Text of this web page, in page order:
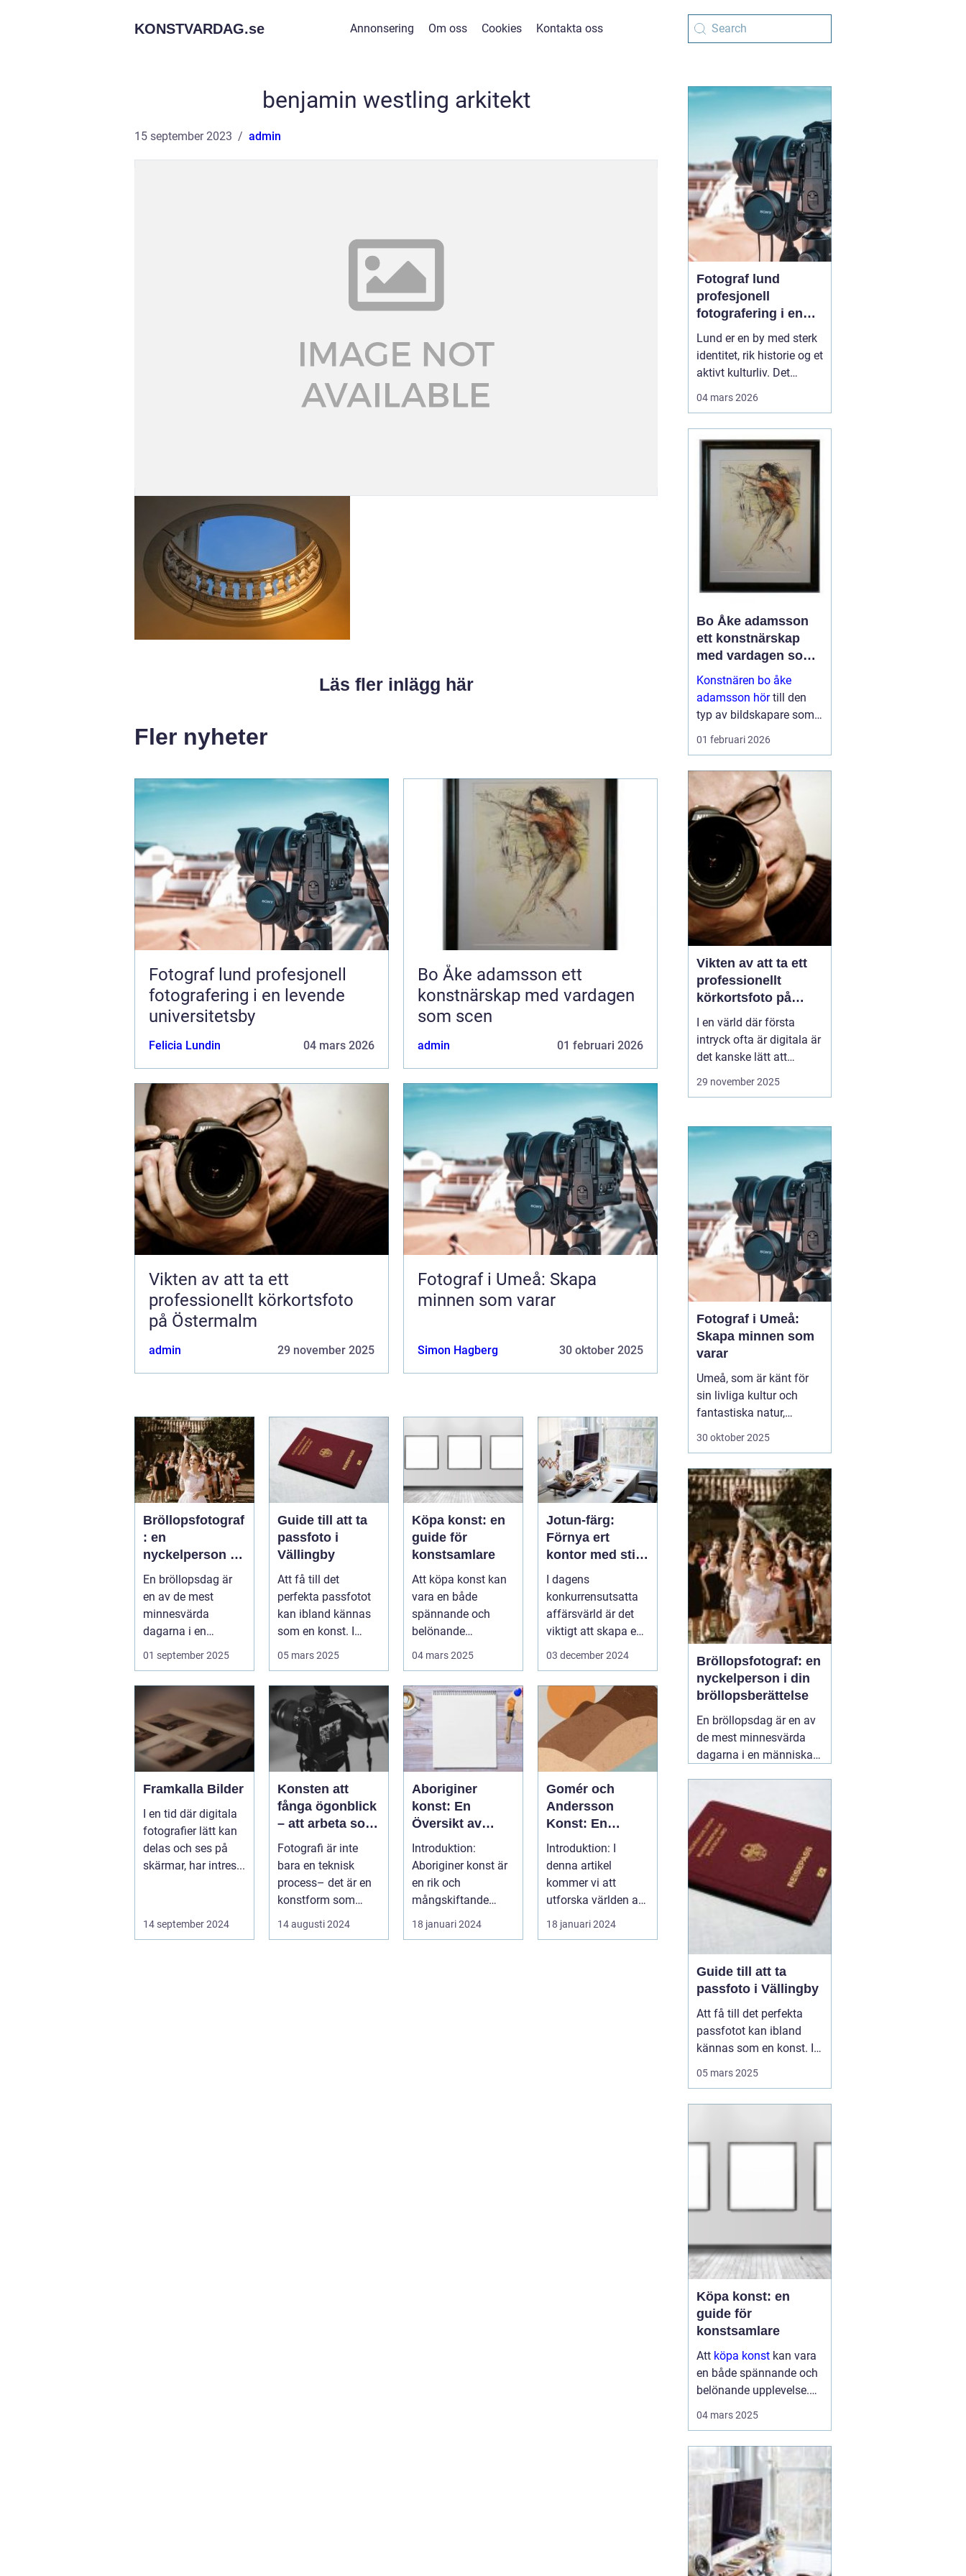
KONSTVARDAG.se Annonsering Om oss Cookies Kontakta oss
benjamin westling arkitekt
15 september 2023 admin
Läs fler inlägg här
Fler nyheter
Fotograf lund profesjonell
fotografering i en levende
universitetsby
Felicia Lundin 04 mars 2026
Bo Åke adamsson ett
konstnärskap med vardagen
som scen
admin 01 februari 2026
Vikten av att ta ett
professionellt körkortsfoto
på Östermalm
admin 29 november 2025
Fotograf i Umeå: Skapa
minnen som varar
Simon Hagberg 30 oktober 2025
Bröllopsfotograf
: en
nyckelperson i
din
bröllopsberättel
se
En bröllopsdag är
en av de mest
minnesvärda
dagarna i en
människas liv. Det
&aum...
01 september 2025
Guide till att ta
passfoto i
Vällingby
Att få till det
perfekta passfotot
kan ibland kännas
som en konst. I
05 mars 2025
Köpa konst: en
guide för
konstsamlare
Att köpa konst kan
vara en både
spännande och
belönande
04 mars 2025
Jotun-färg:
Förnya ert
kontor med stil
och enkelhet
I dagens
konkurrensutsatta
affärsvärld är det
viktigt att skapa en
arbetsmiljö s...
03 december 2024
Framkalla Bilder
I en tid där digitala
fotografier lätt kan
delas och ses på
skärmar, har intres...
14 september 2024
Konsten att
fånga ögonblick
– att arbeta som
fotograf i
Norrköping
Fotografi är inte
bara en teknisk
process– det är en
konstform som
fångar tide...
14 augusti 2024
Aboriginer
konst: En
Översikt av
Konstformen
från Australiens
Urinvånare
Introduktion:
Aboriginer konst är
en rik och
mångskiftande
konstform som
härstammar från
18 januari 2024
Gomér och
Andersson
Konst: En
Fördjupande
Översikt
Introduktion: I
denna artikel
kommer vi att
utforska världen av
Gomér och
Andersson konst,
18 januari 2024
Fotograf lund
profesjonell
fotografering i en
levende
universitetsby
Lund er en by med sterk
identitet, rik historie og et
aktivt kulturliv. Det
kunstneriske portretter
og reklamebilder til
landbruksfoto og
dokumentasjon av
forskning. Når bedrifter,
04 mars 2026
Bo Åke adamsson
ett konstnärskap
med vardagen som
scen
Konstnären bo åke
adamsson hörtill den
typ av bildskapare som
ofta upptäcks av en
galleriutställning eller
bland hundratals namn i
en webbutik. När blicken
väl fastnar st...
01 februari 2026
Vikten av att ta ett
professionellt
körkortsfoto på
Östermalm
I en värld där första
intryck ofta är digitala är
det kanske lätt att
glömma bort vikten av
en viktig del av vår
identitet. Ett k&o...
29 november 2025
Fotograf i Umeå:
Skapa minnen som
varar
Umeå, som är känt för
sin livliga kultur och
fantastiska natur,
erbjuder många tillfällen
staden för att utforska
dess kulturella
evenemang eller de
vackra norrlands...
30 oktober 2025
Bröllopsfotograf: en
nyckelperson i din
bröllopsberättelse
En bröllopsdag är en av
de mest minnesvärda
dagarna i en människas
känslosamma stunder
som man vill för evigt
bevara i minnet.
september 2025
Guide till att ta
passfoto i Vällingby
Att få till det perfekta
passfotot kan ibland
kännas som en konst. I
rät...
05 mars 2025
Köpa konst: en
guide för
konstsamlare
Att köpa konst kan vara
en både spännande och
belönande upplevelse.
att investera i något som
u...
04 mars 2025